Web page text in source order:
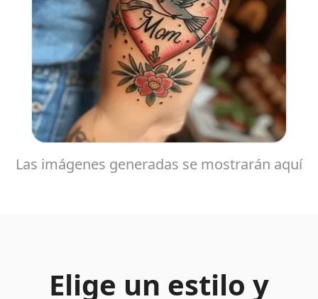
Las imágenes generadas se mostrarán aquí
Elige un estilo y